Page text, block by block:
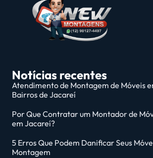
Notícias recentes
Atendimento de Montagem de Móveis
Bairros de Jacareí
Por Que Contratar um Montador de
em Jacareí?
5 Erros Que Podem Danificar Seus
Montagem